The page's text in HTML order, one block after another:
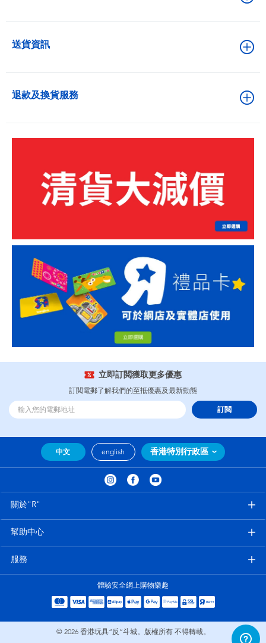
送貨資訊
退款及換貨服務
立即訂閲獲取更多優惠
訂閲電郵了解我們的至抵優惠及最新動態
訂閲
中文 english 香港特別行政區
關於"R"
幫助中心
服務
體驗安全網上購物樂趣
© 2026 香港玩具“反”斗城。版權所有 不得轉載。